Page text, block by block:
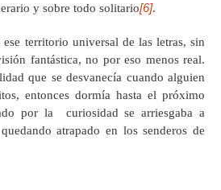
y sobre todo solitario[6].
territorio universal de las letras, sin
fantástica, no por eso menos real.
que se desvanecía cuando alguien
entonces dormía hasta el próximo
por la curiosidad se arriesgaba a
atrapado en los senderos de